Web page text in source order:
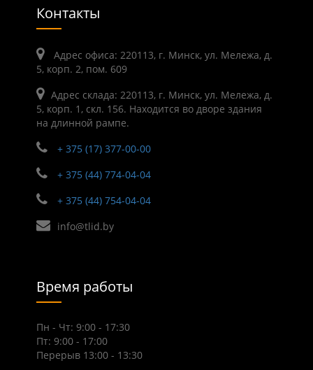
Контакты
Адрес офиса: 220113, г. Минск, ул. Мележа, д.
5, корп. 2, пом. 609
Адрес склада: 220113, г. Минск, ул. Мележа, д.
5, корп. 1, скл. 156. Находится во дворе здания
на длинной рампе.
+ 375 (17) 377-00-00
+ 375 (44) 774-04-04
+ 375 (44) 754-04-04
info@tlid.by
Время работы
Пн - Чт: 9:00 - 17:30
Пт: 9:00 - 17:00
Перерыв 13:00 - 13:30